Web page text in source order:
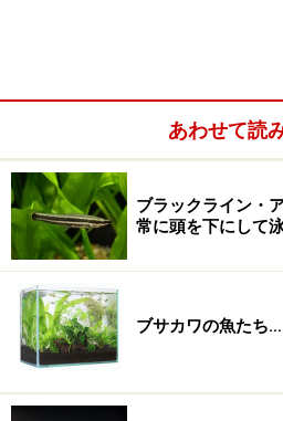
あわせて読
ブラックライン・
常に頭を下にして
ブサカワの魚たち